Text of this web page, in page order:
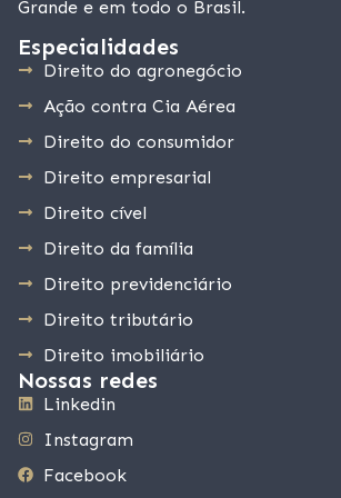
Grande e em todo o Brasil.
Especialidades
Direito do agronegócio
Ação contra Cia Aérea
Direito do consumidor
Direito empresarial
Direito cível
Direito da família
Direito previdenciário
Direito tributário
Direito imobiliário
Nossas redes
Linkedin
Instagram
Facebook